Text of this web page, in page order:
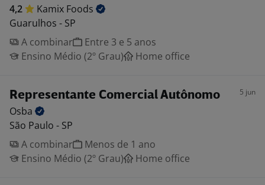
4,2 Kamix Foods
Guarulhos - SP
A combinar
Entre 3 e 5 anos
Ensino Médio (2º Grau)
Home office
Representante Comercial Autônomo 5 jun
Osba
São Paulo - SP
A combinar
Menos de 1 ano
Ensino Médio (2º Grau)
Home office